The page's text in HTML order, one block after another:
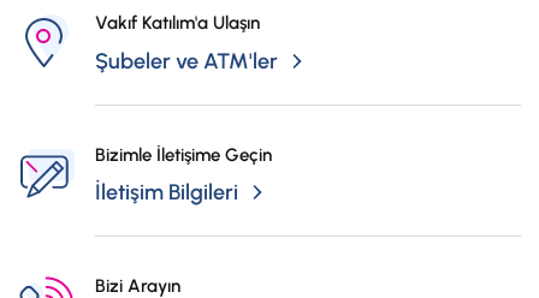
Vakıf Katılım'a Ulaşın
Şubeler ve ATM'ler
Bizimle İletişime Geçin
İletişim Bilgileri
Bizi Arayın